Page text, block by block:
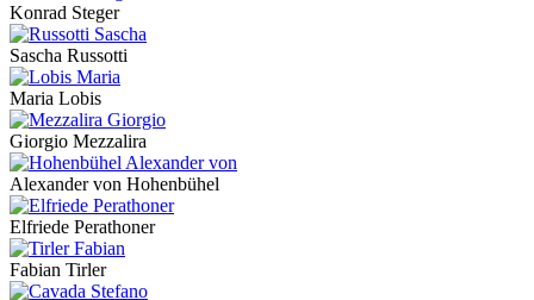
Konrad Steger
Sascha Russotti
Maria Lobis
Giorgio Mezzalira
Alexander von Hohenbühel
Elfriede Perathoner
Fabian Tirler